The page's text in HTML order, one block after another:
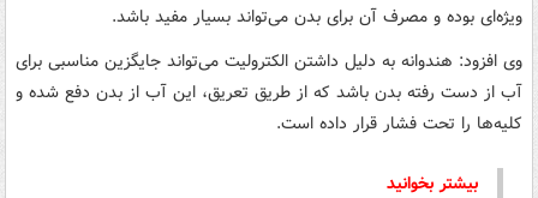
ویژه‌ای بوده و مصرف آن برای بدن می‌تواند بسیار مفید باشد.
وی افزود: هندوانه به دلیل داشتن الکترولیت می‌تواند جایگزین مناسبی برای
آب از دست رفته بدن باشد که از طریق تعریق، این آب از بدن دفع شده و
کلیه‌ها را تحت فشار قرار داده است.
بیشتر بخوانید